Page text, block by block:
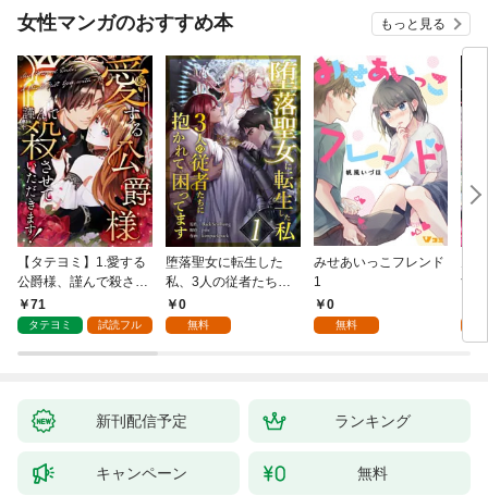
女性マンガのおすすめ本 もっと見る
【タテヨミ】1.愛する
公爵様、謹んで殺させ
ていただきます！
71
タテヨミ 試読フル
堕落聖女に転生した
私、3人の従者たちに
抱かれて困ってます 第
1話
0
無料
みせあいっこフレンド
1
0
無料
す
ま
新刊配信予定 ランキング
キャンペーン 無料